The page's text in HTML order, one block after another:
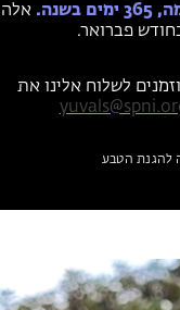
אלה
פברואר.
לשלוח אלינו את
להגנת הטבע